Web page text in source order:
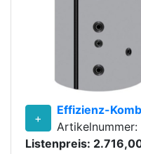
+
Effizienz-
Artikelnummer:
Listenpreis: